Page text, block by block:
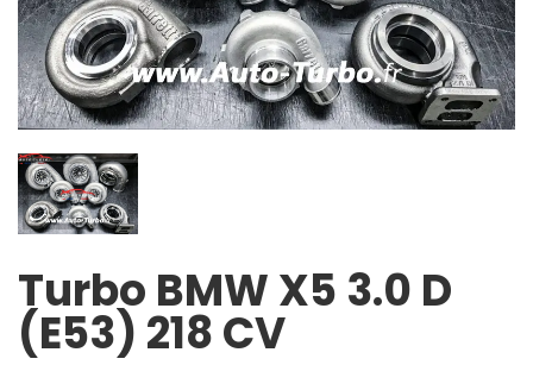
Turbo BMW X5 3.0 D
(E53) 218 CV